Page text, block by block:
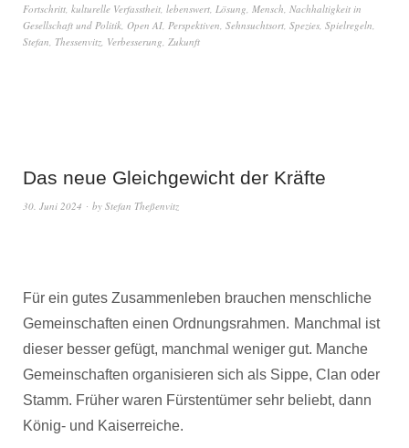
Fortschritt, kulturelle Verfasstheit, lebenswert, Lösung, Mensch, Nachhaltigkeit in
Gesellschaft und Politik, Open AI, Perspektiven, Sehnsuchtsort, Spezies, Spielregeln,
Stefan, Thessenvitz, Verbesserung, Zukunft
Das neue Gleichgewicht der Kräfte
30. Juni 2024 by Stefan Theßenvitz
Für ein gutes Zusammenleben brauchen menschliche
Gemeinschaften einen Ordnungsrahmen. Manchmal ist
dieser besser gefügt, manchmal weniger gut. Manche
Gemeinschaften organisieren sich als Sippe, Clan oder
Stamm. Früher waren Fürstentümer sehr beliebt, dann
König- und Kaiserreiche.